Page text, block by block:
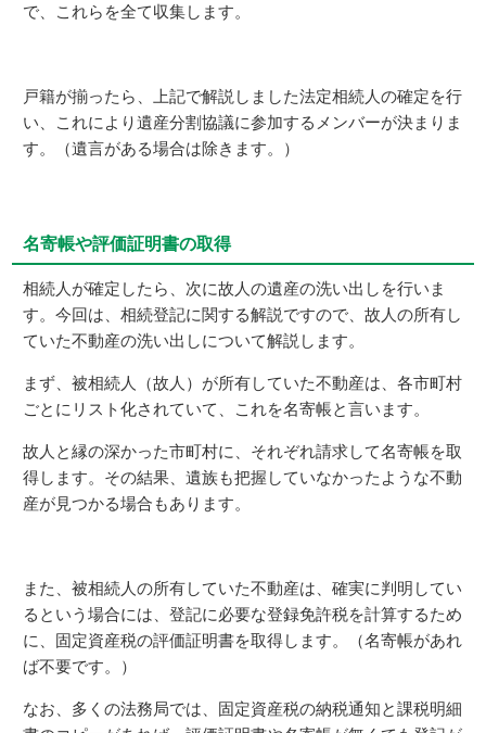
で、これらを全て収集します。
戸籍が揃ったら、上記で解説しました法定相続人の確定を行
い、これにより遺産分割協議に参加するメンバーが決まりま
す。（遺言がある場合は除きます。）
名寄帳や評価証明書の取得
相続人が確定したら、次に故人の遺産の洗い出しを行いま
す。今回は、相続登記に関する解説ですので、故人の所有し
ていた不動産の洗い出しについて解説します。
まず、被相続人（故人）が所有していた不動産は、各市町村
ごとにリスト化されていて、これを名寄帳と言います。
故人と縁の深かった市町村に、それぞれ請求して名寄帳を取
得します。その結果、遺族も把握していなかったような不動
産が見つかる場合もあります。
また、被相続人の所有していた不動産は、確実に判明してい
るという場合には、登記に必要な登録免許税を計算するため
に、固定資産税の評価証明書を取得します。（名寄帳があれ
ば不要です。）
なお、多くの法務局では、固定資産税の納税通知と課税明細